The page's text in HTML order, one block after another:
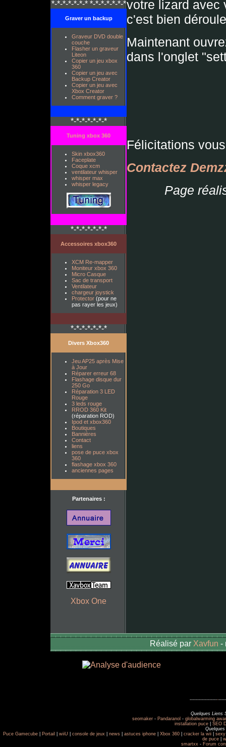
*-*-*-*-*-*-* *-*-*-*-*-*-*
Graver un backup
Graveur DVD double
couche
Flasher un graveur
Liteon
Copier un jeu xbox
360
Copier un jeu avec
Backup Creator
Copier un jeu avec
Xbox Creator
Comment graver ?
*-*-*-*-*-*-*
Tuning xbox 360
Skin xbox360
Faceplate
Coque xcm
ventilateur whisper
whisper max
whisper legacy
*-*-*-*-*-*-*
Accessoires xbox360
XCM Re-mapper
Moniteur xbox 360
Micro Casque
Sac de transport
Ventilateur
chargeur joystick
Protector (pour ne
pas rayer les jeux)
*-*-*-*-*-*-*
Divers Xbox360
Jeu AP25 après Mise
à Jour
Réparer erreur 68
Flashage disque dur
250 Go
Réparation 3 LED
Rouge
3 leds rouge
RROD 360 Kit
(réparation ROD)
Ipod et xbox360
Boutiques
Bannières
Contact
liens
pose de puce xbox
360
flashage xbox 360
anciennes pages
Partenaires :
Xbox One
votre lizard avec
c'est bien
Maintenant
dans l'onglet
Félicitations
Contactez
Page
Réalisé par Xavfun -
-------------------
Quelques Liens
seomaker - Pandaranol - globalwarming
installation puce
SEO
Puce Gamecube
Portail wiiU console de jeux news astuces iphone Xbox 360 cracker la wii
de puce
smartxx- Forum